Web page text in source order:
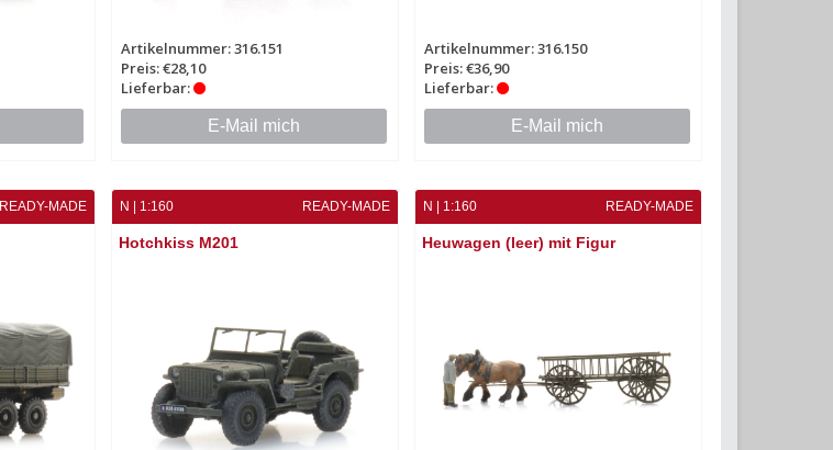
Artikelnummer: 316.151
Preis: €28,10
Lieferbar:
E-Mail mich
Artikelnummer: 316.150
Preis: €36,90
Lieferbar:
E-Mail mich
READY-MADE N | 1:160 READY-MADE
Hotchkiss M201
N | 1:160 READY-MADE
Heuwagen (leer) mit Figur